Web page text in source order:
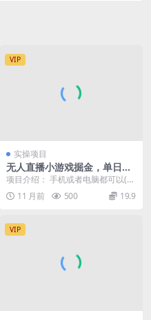
VIP
实操项目
无人直播小游戏掘金，单日稳
定收入100+，不违规操作简单
长期可做
项目介绍： 手机或者电脑都可以(电
脑没有配置要求，只要电脑能开机
就可以做)需要有...
11 月前 500 19.9
VIP